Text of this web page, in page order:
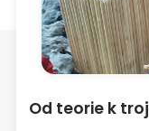
Od teorie k